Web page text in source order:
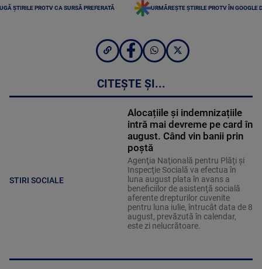
ȘTIRILE PROTV CA SURSĂ PREFERATĂ URMĂREȘTE ȘTIRILE PROTV ÎN GOOGLE
CITEȘTE ȘI...
STIRI SOCIALE
Alocațiile și indemnizațiile
intră mai devreme pe card în
august. Când vin banii prin
poștă
Agenţia Naţională pentru Plăţi şi
Inspecţie Socială va efectua în
luna august plata în avans a
beneficiilor de asistenţă socială
aferente drepturilor cuvenite
pentru luna iulie, întrucât data de 8
august, prevăzută în calendar,
este zi nelucrătoare.